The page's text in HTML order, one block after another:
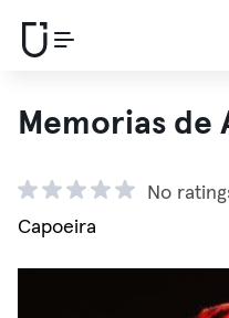
Memorias de
No
Capoeira